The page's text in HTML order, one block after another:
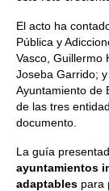
El acto ha
Pública y
Vasco, Guillermo
Joseba Garrido;
Ayuntamiento de
de las tres
documento.
La guía
ayuntamientos
adaptables para